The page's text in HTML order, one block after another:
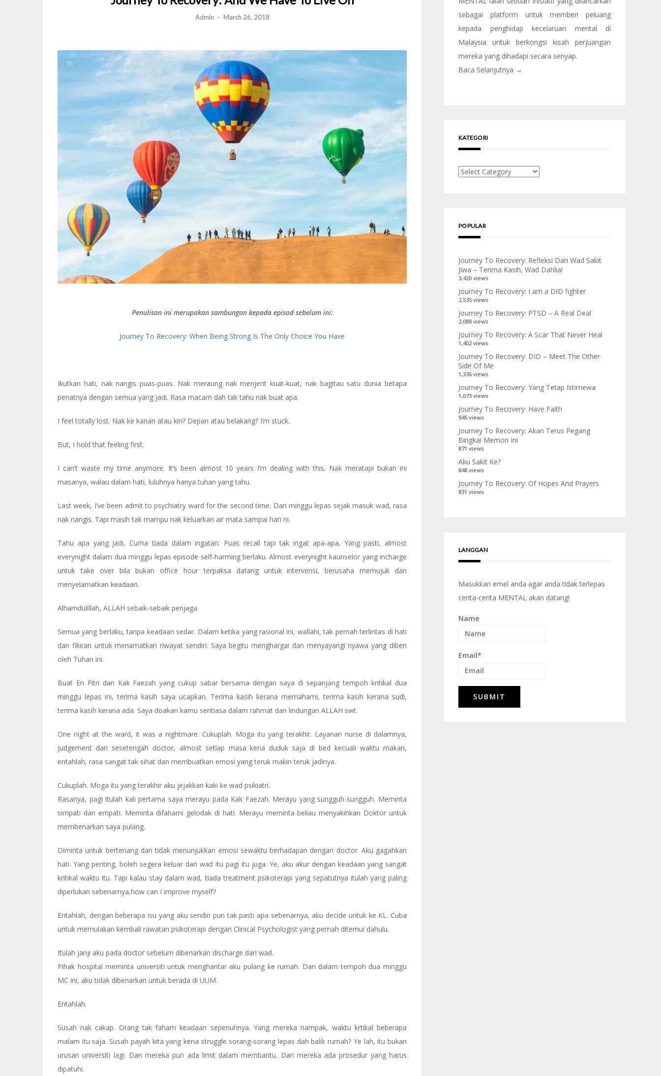
Admin - March 26, 2018
Penulisan ini merupakan sambungan kepada episod sebelum ini:
Journey To Recovery: When Being Strong Is The Only Choice You Have
Ikutkan hati, nak nangis puas-puas. Nak meraung nak menjerit kuat-kuat, nak bagitau satu dunia betapa
penatnya dengan semua yang jadi. Rasa macam dah tak tahu nak buat apa.
I feel totally lost. Nak ke kanan atau kiri? Depan atau belakang? I’m stuck.
But, I hold that feeling first.
I can’t waste my time anymore. It’s been almost 10 years I’m dealing with this. Nak meratapi bukan ini
masanya, walau dalam hati, luluhnya hanya tuhan yang tahu.
Last week, I’ve been admit to psychiatry ward for the second time. Dari minggu lepas sejak masuk wad, rasa
nak nangis. Tapi masih tak mampu nak keluarkan air mata sampai hari ni.
Tahu apa yang jadi, Cuma tiada dalam ingatan. Puas recall tapi tak ingat apa-apa. Yang pasti, almost
everynight dalam dua minggu lepas episode self-harming berlaku. Almost everynight kaunselor yang incharge
untuk take over bila bukan office hour terpaksa datang untuk intervensi, berusaha memujuk dan
menyelamatkan keadaan.
Alhamdulillah, ALLAH sebaik-sebaik penjaga.
Semua yang berlaku, tanpa keadaan sedar. Dalam ketika yang rasional ini, wallahi, tak pernah terlintas di hati
dan fikiran untuk menamatkan riwayat sendiri. Saya begitu menghargai dan menyayangi nyawa yang diberi
oleh Tuhan ini.
Buat En Fitri dan Kak Faezah yang cukup sabar bersama dengan saya di sepanjang tempoh kritikal dua
minggu lepas ini, terima kasih saya ucapkan. Terima kasih kerana memahami, terima kasih kerana sudi,
terima kasih kerana ada. Saya doakan kamu sentiasa dalam rahmat dan lindungan ALLAH swt.
One night at the ward, it was a nightmare. Cukuplah. Moga itu yang terakhir. Layanan nurse di dalamnya,
judgement dari sesetengah doctor, almost setiap masa kena duduk saja di bed kecuali waktu makan,
entahlah, rasa sangat tak sihat dan membuatkan emosi yang teruk makin teruk jadinya.
Cukuplah. Moga itu yang terakhir aku jejakkan kaki ke wad psikiatri.
Rasanya, pagi itulah kali pertama saya merayu pada Kak Faezah. Merayu yang sungguh-sungguh. Meminta
simpati dan empati. Meminta difahami gelodak di hati. Merayu meminta beliau menyakinkan Doktor untuk
membenarkan saya pulang.
Diminta untuk bertenang dan tidak menunjukkan emosi sewaktu berhadapan dengan doctor. Aku gagahkan
hati. Yang penting, boleh segera keluar dari wad itu pagi itu juga. Ye, aku akur dengan keadaan yang sangat
kritikal waktu itu. Tapi kalau stay dalam wad, tiada treatment psikoterapi yang sepatutnya itulah yang paling
diperlukan sebenarnya,how can I improve myself?
Entahlah, dengan beberapa isu yang aku sendiri pun tak pasti apa sebenarnya, aku decide untuk ke KL. Cuba
untuk memulakan kembali rawatan psikoterapi dengan Clinical Psychologist yang pernah ditemui dahulu.
Itulah janji aku pada doctor sebelum dibenarkan discharge dari wad.
Pihak hospital meminta universiti untuk menghantar aku pulang ke rumah. Dan dalam tempoh dua minggu
MC ini, aku tidak dibenarkan untuk berada di UUM.
Entahlah.
Susah nak cakap. Orang tak faham keadaan sepenuhnya. Yang mereka nampak, waktu krtikal beberapa
malam itu saja. Susah payah kita yang kena struggle sorang-sorang lepas dah balik rumah? Ye lah, itu bukan
urusan universiti lagi. Dan mereka pun ada limit dalam membantu. Dan mereka ada prosedur yang harus
dipatuhi.
sebagai platform untuk memberi peluang
kepada penghidap kecelaruan mental di
Malaysia untuk berkongsi kisah perjuangan
mereka yang dihadapi secara senyap.
Baca Selanjutnya →
KATEGORI
Kategori
POPULAR
Journey To Recovery: Refleksi Dari Wad Sakit
Jiwa – Terima Kasih, Wad Dahlia!
3,420 views
Journey To Recovery: I am a DID fighter
2,535 views
Journey To Recovery: PTSD – A Real Deal
2,088 views
Journey To Recovery: A Scar That Never Heal
1,402 views
Journey To Recovery: DID – Meet The Other
Side Of Me
1,336 views
Journey To Recovery: Yang Tetap Istimewa
1,073 views
Journey To Recovery: Have Faith
945 views
Journey To Recovery: Akan Terus Pegang
Bingkai Memori Ini
871 views
Aku Sakit Ke?
848 views
Journey To Recovery: Of Hopes And Prayers
831 views
LANGGAN
Masukkan emel anda agar anda tidak terlepas
cerita-cerita MENTAL akan datang!
Name
Email*